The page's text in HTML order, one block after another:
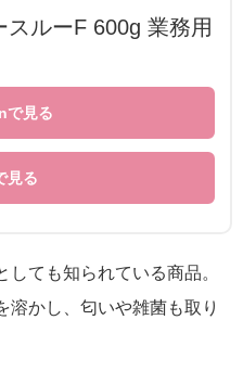
ルーF 600g 業務用
で見る
見る
ても知られている商品。
溶かし、匂いや雑菌も取り